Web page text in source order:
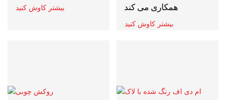
بیشتر کاوش کنید
همکاری می کند
بیشتر کاوش کنید